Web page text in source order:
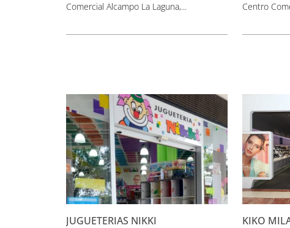
Comercial Alcampo La Laguna,...
Centro
JUGUETERIAS NIKKI KIKO